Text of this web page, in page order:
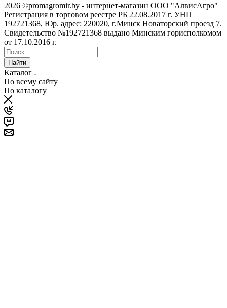
2026 ©promagromir.by - интернет-магазин ООО "АлвисАгро"
Регистрация в торговом реестре РБ 22.08.2017 г. УНП
192721368, Юр. адрес: 220020, г.Минск Новаторский проезд 7.
Свидетельство №192721368 выдано Минским горисполкомом
от 17.10.2016 г.
Найти
Каталог
По всему сайту
По каталогу